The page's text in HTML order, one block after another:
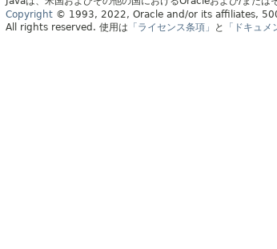
Copyright © 1993, 2022, Oracle and/or its affiliates,
All rights reserved. 使用は 「ライセンス条項」 と 「ドキュ